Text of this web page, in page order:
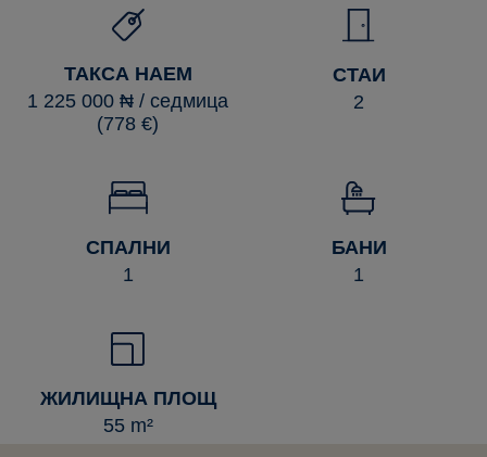
ТАКСА НАЕМ
1 225 000 ₦ / седмица
(778 €)
СТАИ
2
СПАЛНИ
1
БАНИ
1
ЖИЛИЩНА ПЛОЩ
55 m²